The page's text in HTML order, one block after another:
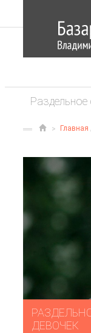
Раздельное
Главная
ДЕВОЧЕК